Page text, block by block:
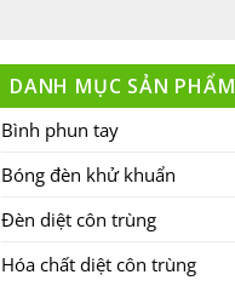
DANH MỤC SẢN PHẨM
Bình phun tay
Bóng đèn khử khuẩn
Đèn diệt côn trùng
Hóa chất diệt côn trùng